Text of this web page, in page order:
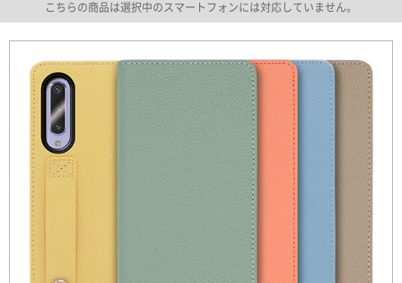
こちらの商品は選択中のスマートフォンには対応していません。